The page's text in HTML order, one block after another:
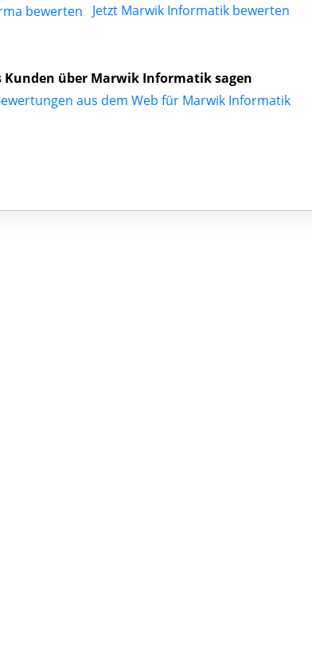
Jetzt Marwik Informatik bewerten
Kunden über Marwik Informatik sagen
aus dem Web für Marwik Informatik